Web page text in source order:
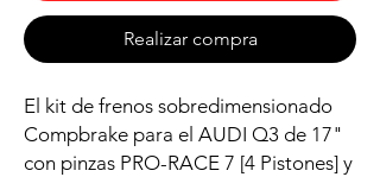
Realizar compra
El kit de frenos sobredimensionado
Compbrake para el AUDI Q3 de 17"
con pinzas PRO-RACE 7 [4 Pistones] y